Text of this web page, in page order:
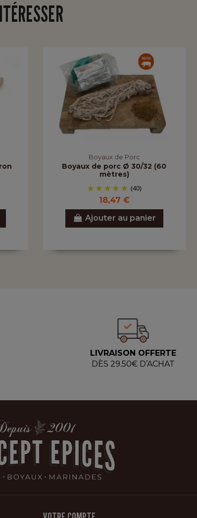
Boyaux de Porc
Boyaux de porc Ø 30/32 (60
mètres)
(40)
18,47 €
Ajouter au panier
LIVRAISON OFFERTE
DÈS 29.50€ D’ACHAT